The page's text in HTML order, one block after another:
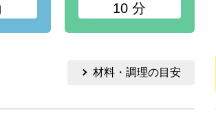
10 分
材料・調理の目安